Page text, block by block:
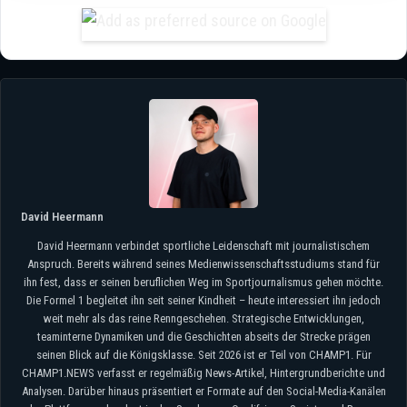
David Heermann
David Heermann verbindet sportliche Leidenschaft mit journalistischem
Anspruch. Bereits während seines Medienwissenschaftsstudiums stand für
ihn fest, dass er seinen beruflichen Weg im Sportjournalismus gehen möchte.
Die Formel 1 begleitet ihn seit seiner Kindheit – heute interessiert ihn jedoch
weit mehr als das reine Renngeschehen. Strategische Entwicklungen,
teaminterne Dynamiken und die Geschichten abseits der Strecke prägen
seinen Blick auf die Königsklasse. Seit 2026 ist er Teil von CHAMP1. Für
CHAMP1.NEWS verfasst er regelmäßig News-Artikel, Hintergrundberichte und
Analysen. Darüber hinaus präsentiert er Formate auf den Social-Media-Kanälen